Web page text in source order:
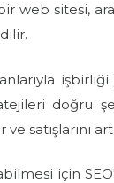
web sitesi,
doğru
satışlarını
için